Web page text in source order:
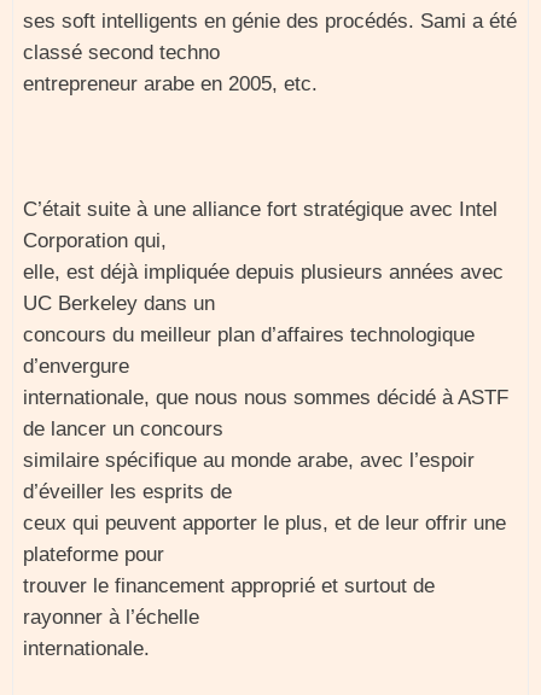
ses soft intelligents en génie des procédés. Sami a été
classé second techno
entrepreneur arabe en 2005, etc.
C’était suite à une alliance fort stratégique avec Intel
Corporation qui,
elle, est déjà impliquée depuis plusieurs années avec
UC Berkeley dans un
concours du meilleur plan d’affaires technologique
d’envergure
internationale, que nous nous sommes décidé à ASTF
de lancer un concours
similaire spécifique au monde arabe, avec l’espoir
d’éveiller les esprits de
ceux qui peuvent apporter le plus, et de leur offrir une
plateforme pour
trouver le financement approprié et surtout de
rayonner à l’échelle
internationale.